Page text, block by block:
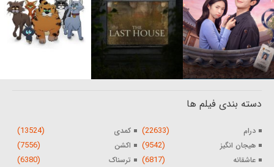
دسته بندی فیلم ها
درام (22633) کمدی (13524)
هیجان انگیز (9542) اکشن (7556)
عاشقانه (6817) ترسناک (6380)